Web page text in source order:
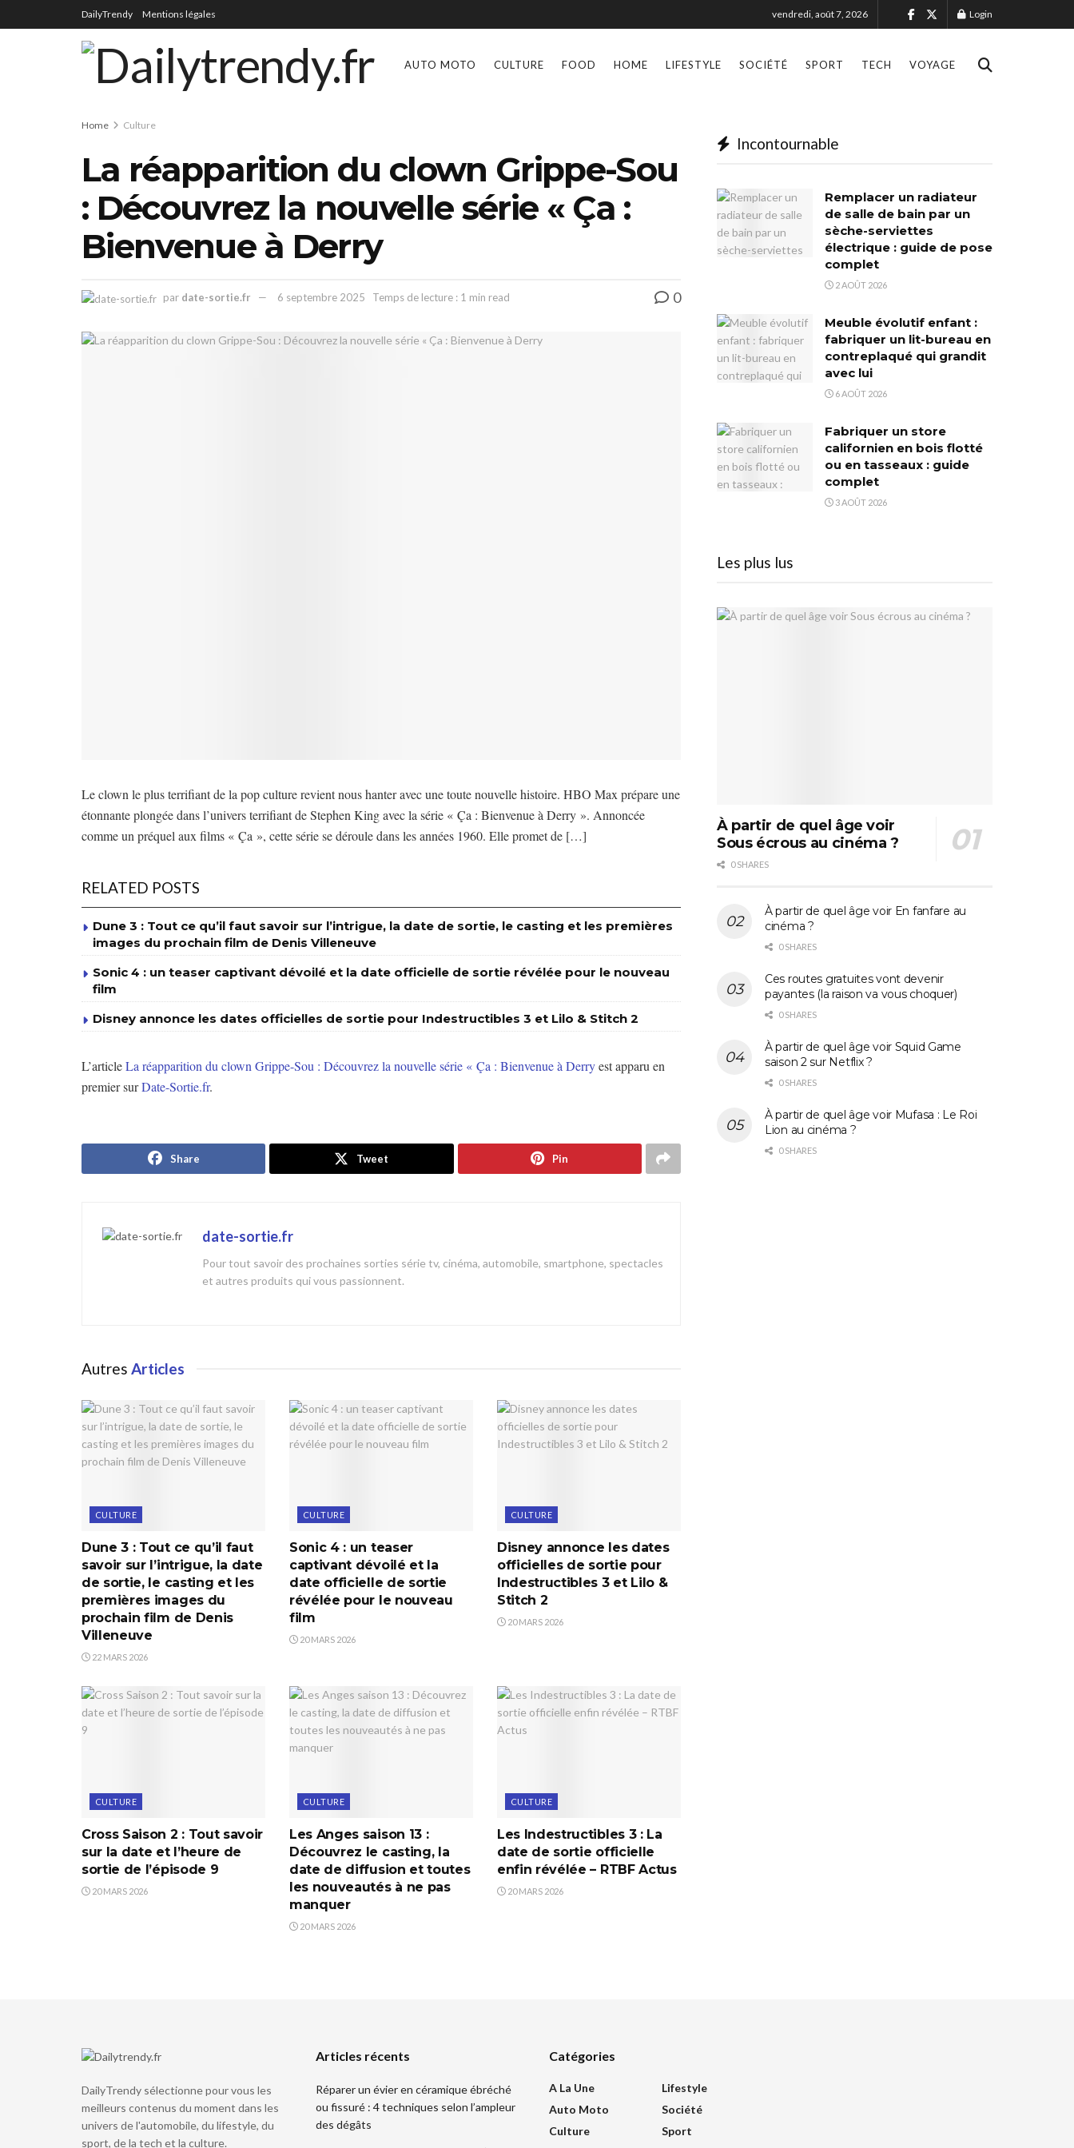
DailyTrendy Mentions légales vendredi, août 7, 2026 Login
AUTO MOTO CULTURE FOOD HOME LIFESTYLE SOCIÉTÉ SPORT TECH VOYAGE
Home Culture
La réapparition du clown Grippe-Sou
: Découvrez la nouvelle série « Ça :
Bienvenue à Derry
par date-sortie.fr 6 septembre 2025 Temps de lecture : 1 min read 0
Le clown le plus terrifiant de la pop culture revient nous hanter avec une toute nouvelle histoire. HBO Max prépare une
étonnante plongée dans l’univers terrifiant de Stephen King avec la série « Ça : Bienvenue à Derry ». Annoncée
comme un préquel aux films « Ça », cette série se déroule dans les années 1960. Elle promet de […]
RELATED POSTS
Dune 3 : Tout ce qu’il faut savoir sur l’intrigue, la date de sortie, le casting et les premières
images du prochain film de Denis Villeneuve
Sonic 4 : un teaser captivant dévoilé et la date officielle de sortie révélée pour le nouveau
film
Disney annonce les dates officielles de sortie pour Indestructibles 3 et Lilo & Stitch 2
L’articleLa réapparition du clown Grippe-Sou : Découvrez la nouvelle série « Ça : Bienvenue à Derryest apparu en
premier surDate-Sortie.fr.
Share Tweet Pin
date-sortie.fr
Pour tout savoir des prochaines sorties série tv, cinéma, automobile, smartphone, spectacles
et autres produits qui vous passionnent.
Autres Articles
CULTURE
Dune 3 : Tout ce qu’il faut
savoir sur l’intrigue, la date
de sortie, le casting et les
premières images du
prochain film de Denis
Villeneuve
22 MARS 2026
CULTURE
Sonic 4 : un teaser
captivant dévoilé et la
date officielle de sortie
révélée pour le nouveau
film
20 MARS 2026
CULTURE
Disney annonce les dates
officielles de sortie pour
Indestructibles 3 et Lilo &
Stitch 2
20 MARS 2026
CULTURE
Cross Saison 2 : Tout savoir
sur la date et l’heure de
sortie de l’épisode 9
20 MARS 2026
CULTURE
Les Anges saison 13 :
Découvrez le casting, la
date de diffusion et toutes
les nouveautés à ne pas
manquer
20 MARS 2026
CULTURE
Les Indestructibles 3 : La
date de sortie officielle
enfin révélée – RTBF Actus
20 MARS 2026
Incontournable
Remplacer un radiateur
de salle de bain par un
sèche-serviettes
électrique : guide de pose
complet
2 AOÛT 2026
Meuble évolutif enfant :
fabriquer un lit-bureau en
contreplaqué qui grandit
avec lui
6 AOÛT 2026
Fabriquer un store
californien en bois flotté
ou en tasseaux : guide
complet
3 AOÛT 2026
Les plus lus
À partir de quel âge voir
Sous écrous au cinéma ?
0 SHARES
À partir de quel âge voir En fanfare au
cinéma ?
0 SHARES
Ces routes gratuites vont devenir
payantes (la raison va vous choquer)
0 SHARES
À partir de quel âge voir Squid Game
saison 2 sur Netflix ?
0 SHARES
À partir de quel âge voir Mufasa : Le Roi
Lion au cinéma ?
0 SHARES
DailyTrendy sélectionne pour vous les
meilleurs contenus du moment dans les
univers de l'automobile, du lifestyle, du
sport, de la tech et la culture.
Articles récents
Réparer un évier en céramique ébréché
ou fissuré : 4 techniques selon l’ampleur
des dégâts
Catégories
A La Une
Auto Moto
Culture
Lifestyle
Société
Sport